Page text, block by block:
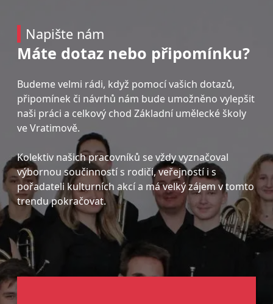
Napište nám
Máte dotaz nebo připomínku?
Budeme velmi rádi, když pomocí vašich dotazů,
připomínek či návrhů nám bude umožněno vylepšit
naši práci a celkový chod Základní umělecké školy
ve Vratimově.
Kolektiv našich pracovníků se vždy vyznačoval
výbornou součinností s rodiči, veřejností i s
pořadateli kulturních akcí a má velký zájem v tomto
trendu pokračovat.